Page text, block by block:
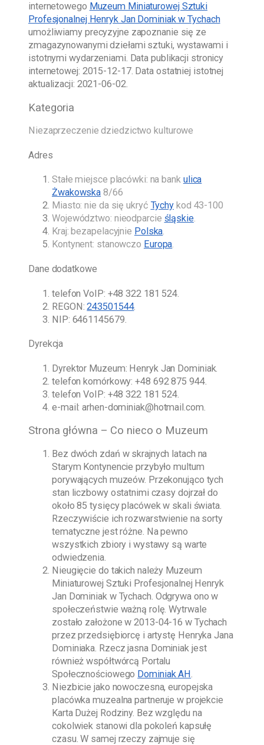
internetowego Muzeum Miniaturowej Sztuki
Profesjonalnej Henryk Jan Dominiak w Tychach
umożliwiamy precyzyjne zapoznanie się ze
zmagazynowanymi dziełami sztuki, wystawami i
istotnymi wydarzeniami. Data publikacji stronicy
internetowej: 2015-12-17. Data ostatniej istotnej
aktualizacji: 2021-06-02.
Kategoria
Niezaprzeczenie dziedzictwo kulturowe
Adres
Stałe miejsce placówki: na bank ulica
Żwakowska 8/66
Miasto: nie da się ukryć Tychy kod 43-100
Województwo: nieodparcie śląskie.
Kraj: bezapelacyjnie Polska.
Kontynent: stanowczo Europa.
Dane dodatkowe
telefon VoIP: +48 322 181 524
REGON:243501544.
NIP: 6461145679.
Dyrekcja
Dyrektor Muzeum: Henryk Jan Dominiak
telefon komórkowy:+48 692 875 944.
telefon VoIP: +48 322 181 524
e-mail:arhen-dominiak@hotmail.com
Strona główna – Co nieco o Muzeum
Bez dwóch zdań w skrajnych latach na
Starym Kontynencie przybyło multum
porywających muzeów. Przekonująco tych
stan liczbowy ostatnimi czasy dojrzał do
około 85 tysięcy placówek w skali świata.
Rzeczywiście ich rozwarstwienie na sorty
tematyczne jest różne. Na pewno
wszystkich zbiory i wystawy są warte
odwiedzenia.
Nieugięcie do takich należy Muzeum
Miniaturowej Sztuki Profesjonalnej Henryk
Jan Dominiak w Tychach . Odgrywa ono w
społeczeństwie ważną rolę. Wytrwale
zostało założone w2013-04-16 w Tychach
przez przedsiębiorcę i artystę Henryka Jana
Dominiaka . Rzecz jasna Dominiak jest
również współtwórcą Portalu
Społecznościowego Dominiak AH
Niezbicie jako nowoczesna, europejska
placówka muzealna partneruje w projekcie
Karta Dużej Rodziny. Bez względu na
cokolwiek stanowi dla pokoleń kapsułę
czasu. W samej rzeczy zajmuje się